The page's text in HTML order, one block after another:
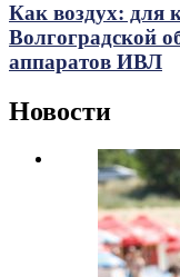
Как воздух: для
Волгоградской
аппаратов ИВЛ
Новости